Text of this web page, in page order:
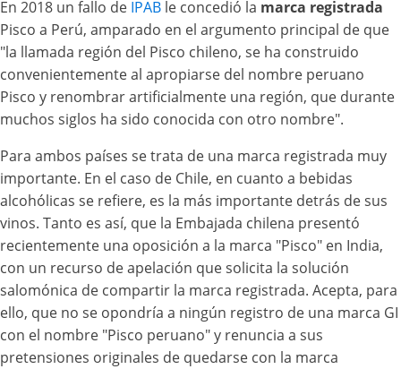
En 2018 un fallo de IPAB le concedió la marca registrada
Pisco a Perú, amparado en el argumento principal de que
"la llamada región del Pisco chileno, se ha construido
convenientemente al apropiarse del nombre peruano
Pisco y renombrar artificialmente una región, que durante
muchos siglos ha sido conocida con otro nombre".
Para ambos países se trata de una marca registrada muy
importante. En el caso de Chile, en cuanto a bebidas
alcohólicas se refiere, es la más importante detrás de sus
vinos. Tanto es así, que la Embajada chilena presentó
recientemente una oposición a la marca "Pisco" en India,
con un recurso de apelación que solicita la solución
salomónica de compartir la marca registrada. Acepta, para
ello, que no se opondría a ningún registro de una marca GI
con el nombre "Pisco peruano" y renuncia a sus
pretensiones originales de quedarse con la marca